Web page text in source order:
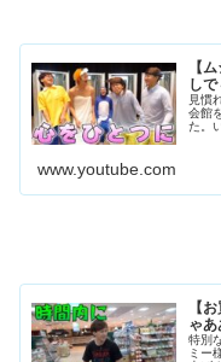
【
し
見慣
会館
た。
www.youtube.com
【
ゃあ
特別
ミー